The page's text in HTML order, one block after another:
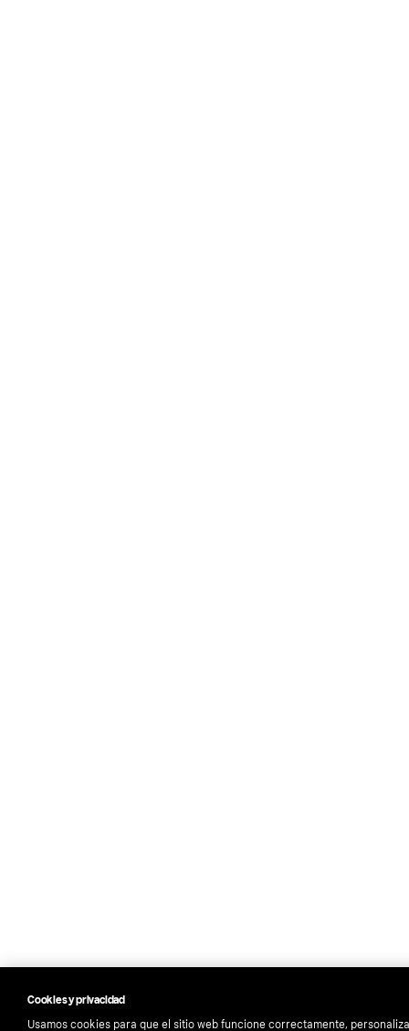
Cookies y privacidad
Usamos cookies para que el sitio web funcione correctamente,